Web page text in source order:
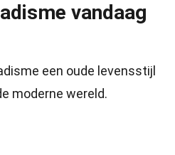
vandaag
een oude levensstijl
moderne wereld.